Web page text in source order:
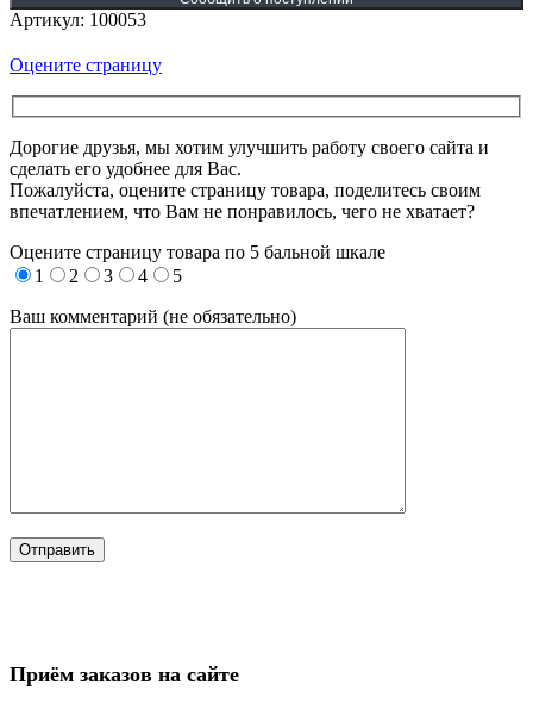
Артикул: 100053
Оцените страницу
Дорогие друзья, мы хотим улучшить работу своего сайта и
сделать его удобнее для Вас.
Пожалуйста, оцените страницу товара, поделитесь своим
впечатлением, что Вам не понравилось, чего не хватает?
Оцените страницу товара по 5 бальной шкале
1
2 3 4
5
Ваш комментарий (не обязательно)
Приём заказов на сайте